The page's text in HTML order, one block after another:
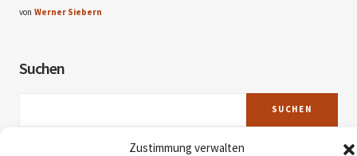
Zustimmung verwalten
von Werner Siebern
Suchen
SUCHEN